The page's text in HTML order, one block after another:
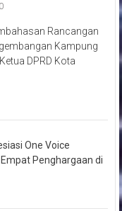
0
Rancangan
Kampung
DPRD Kota
One Voice
Penghargaan di